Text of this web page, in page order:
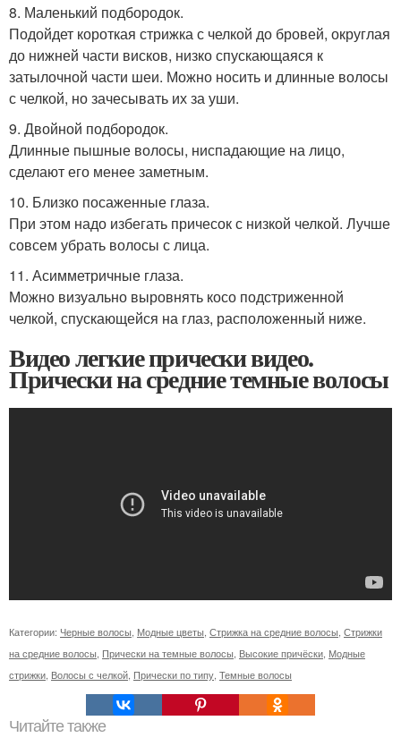
8. Маленький подбородок.
Подойдет короткая стрижка с челкой до бровей, округлая
до нижней части висков, низко спускающаяся к
затылочной части шеи. Можно носить и длинные волосы
с челкой, но зачесывать их за уши.
9. Двойной подбородок.
Длинные пышные волосы, ниспадающие на лицо,
сделают его менее заметным.
10. Близко посаженные глаза.
При этом надо избегать причесок с низкой челкой. Лучше
совсем убрать волосы с лица.
11. Асимметричные глаза.
Можно визуально выровнять косо подстриженной
челкой, спускающейся на глаз, расположенный ниже.
Видео легкие прически видео.
Прически на средние темные волосы
Категории: Черные волосы Модные цветы Стрижка на средние волосы Стрижки
на средние волосы Прически на темные волосы Высокие причёски Модные
стрижки Волосы с челкой Прически по типу Темные волосы
Читайте также